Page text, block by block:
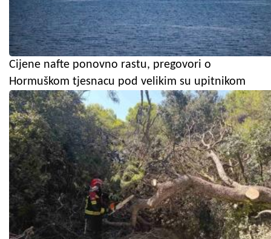
Cijene nafte ponovno rastu, pregovori o
Hormuškom tjesnacu pod velikim su upitnikom